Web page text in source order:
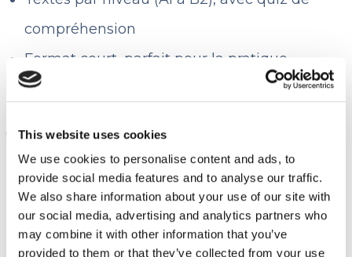
This website uses cookies
We use cookies to personalise content and ads, to
provide social media features and to analyse our traffic.
We also share information about your use of our site with
our social media, advertising and analytics partners who
may combine it with other information that you’ve
provided to them or that they’ve collected from your use
compréhension
Format court, parfait pour la pratique
quotidienne
✅Project Gutenberg
Une open library avec des milliers de livres
classiques gratuits en anglais
Une grande base de données de livres au